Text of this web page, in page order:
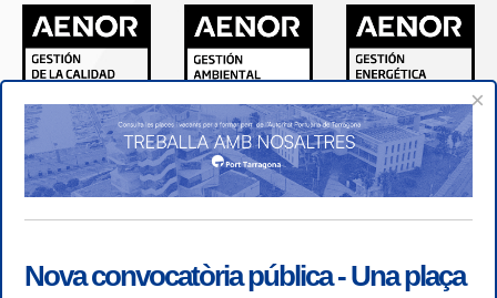
×
Nova convocatòria pública - Una plaça